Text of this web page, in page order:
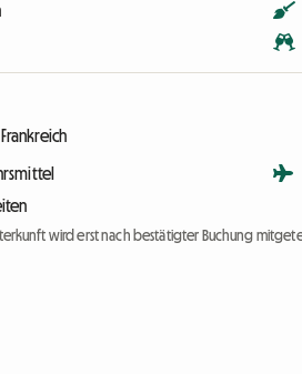
wird erst nach bestätigter Buchung